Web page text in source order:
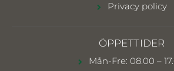
Privacy policy
ÖPPETTIDER
Mån-Fre: 08.00 –